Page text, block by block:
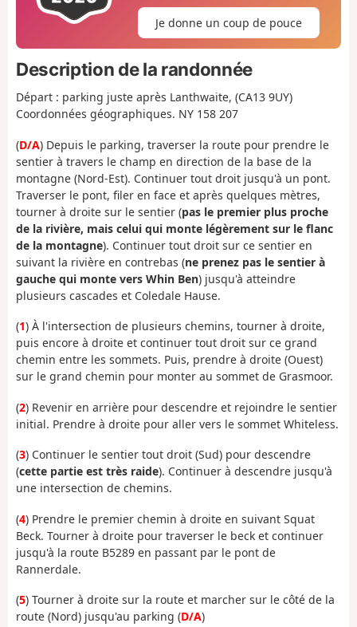
Je donne un coup de pouce
Description de la randonnée
Départ : parking juste après Lanthwaite, (CA13 9UY)
Coordonnées géographiques. NY 158 207
(D/A) Depuis le parking, traverser la route pour prendre le
sentier à travers le champ en direction de la base de la
montagne (Nord-Est). Continuer tout droit jusqu'à un pont.
Traverser le pont, filer en face et après quelques mètres,
tourner à droite sur le sentier (pas le premier plus proche
de la rivière, mais celui qui monte légèrement sur le flanc
de la montagne). Continuer tout droit sur ce sentier en
suivant la rivière en contrebas (ne prenez pas le sentier à
gauche qui monte vers Whin Ben) jusqu'à atteindre
plusieurs cascades et Coledale Hause.
(1) À l'intersection de plusieurs chemins, tourner à droite,
puis encore à droite et continuer tout droit sur ce grand
chemin entre les sommets. Puis, prendre à droite (Ouest)
sur le grand chemin pour monter au sommet de Grasmoor.
(2) Revenir en arrière pour descendre et rejoindre le sentier
initial. Prendre à droite pour aller vers le sommet Whiteless.
(3) Continuer le sentier tout droit (Sud) pour descendre
(cette partie est très raide). Continuer à descendre jusqu'à
une intersection de chemins.
(4) Prendre le premier chemin à droite en suivant Squat
Beck. Tourner à droite pour traverser le beck et continuer
jusqu'à la route B5289 en passant par le pont de
Rannerdale.
(5) Tourner à droite sur la route et marcher sur le côté de la
route (Nord) jusqu'au parking (D/A)